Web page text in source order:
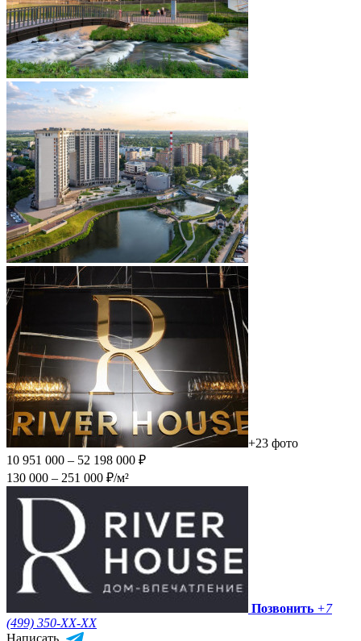
+23 фото
10 951 000 – 52 198 000 ₽
130 000 – 251 000 ₽/м²
Позвонить +7
(499) 350-XX-XX
Написать